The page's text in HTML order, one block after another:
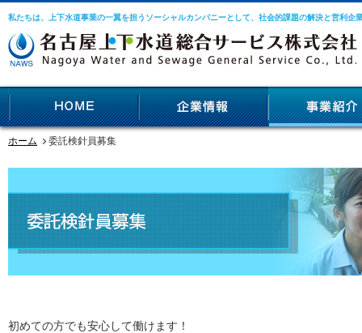
私たちは、上下水道事業の一翼を担うソーシャルカンパニーとして、社会的課題の解決と営利企
ホーム 委託検針員募集
初めての方でも安心して働けます！